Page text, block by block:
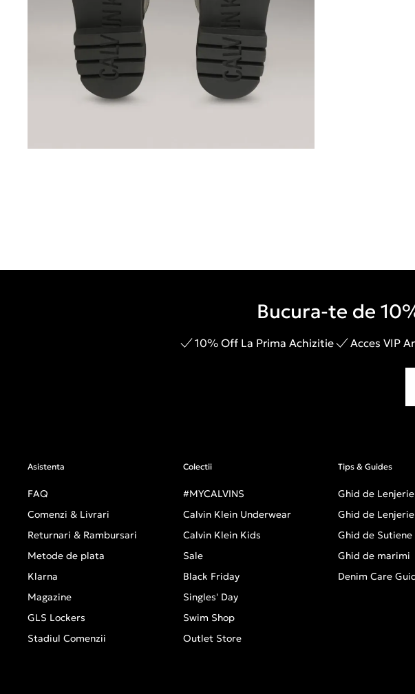
Bucura-te de
10% Off La Prima Achizitie Acces VIP
Asistenta
FAQ
Comenzi & Livrari
Returnari & Rambursari
Metode de plata
Klarna
Magazine
GLS Lockers
Stadiul Comenzii
Colectii
#MYCALVINS
Calvin Klein Underwear
Calvin Klein Kids
Sale
Black Friday
Singles' Day
Swim Shop
Outlet Store
Tips & Guides
Ghid de
Ghid de
Ghid de Sutiene
Ghid de marimi
Denim Care